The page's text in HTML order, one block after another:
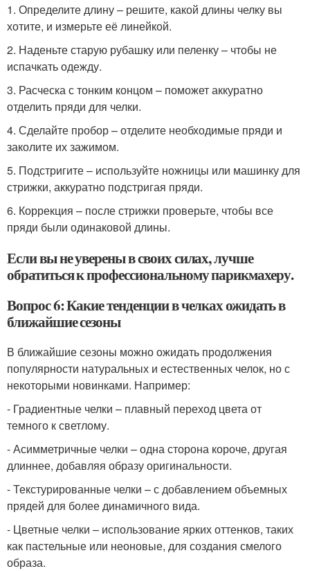
1. Определите длину – решите, какой длины челку вы
хотите, и измерьте её линейкой.
2. Наденьте старую рубашку или пеленку – чтобы не
испачкать одежду.
3. Расческа с тонким концом – поможет аккуратно
отделить пряди для челки.
4. Сделайте пробор – отделите необходимые пряди и
заколите их зажимом.
5. Подстригите – используйте ножницы или машинку для
стрижки, аккуратно подстригая пряди.
6. Коррекция – после стрижки проверьте, чтобы все
пряди были одинаковой длины.
Если вы не уверены в своих силах, лучше
обратиться к профессиональному парикмахеру.
Вопрос 6: Какие тенденции в челках ожидать в
ближайшие сезоны
В ближайшие сезоны можно ожидать продолжения
популярности натуральных и естественных челок, но с
некоторыми новинками. Например:
- Градиентные челки – плавный переход цвета от
темного к светлому.
- Асимметричные челки – одна сторона короче, другая
длиннее, добавляя образу оригинальности.
- Текстурированные челки – с добавлением объемных
прядей для более динамичного вида.
- Цветные челки – использование ярких оттенков, таких
как пастельные или неоновые, для создания смелого
образа.